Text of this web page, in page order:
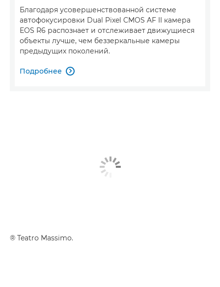
Благодаря усовершенствованной системе
автофокусировки Dual Pixel CMOS AF II камера
EOS R6 распознает и отслеживает движущиеся
объекты лучше, чем беззеркальные камеры
предыдущих поколений.
Подробнее 
® Teatro Massimo.